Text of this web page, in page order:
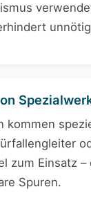
kommen
zum Einsatz –
Spuren.